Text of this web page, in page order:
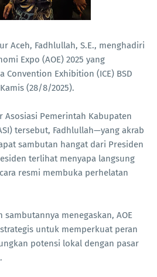
Aceh, Fadhlullah, S.E., menghadiri
Expo (AOE) 2025 yang
Convention Exhibition (ICE) BSD
(28/8/2025).
Asosiasi Pemerintah Kabupaten
tersebut, Fadhlullah—yang akrab
sambutan hangat dari Presiden
terlihat menyapa langsung
resmi membuka perhelatan
menegaskan, AOE
untuk memperkuat peran
potensi lokal dengan pasar